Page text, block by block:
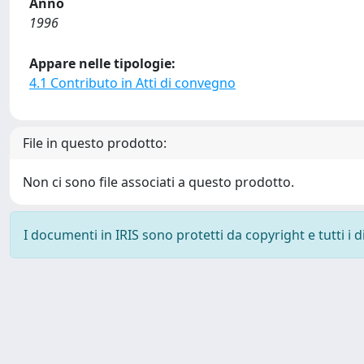
1996
Appare nelle tipologie:
4.1 Contributo in Atti di convegno
File in questo prodotto:
Non ci sono file associati a questo prodotto.
I documenti in IRIS sono protetti da copyright e tutti i